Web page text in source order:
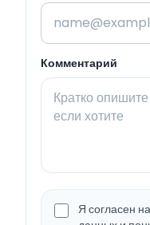
Комментарий
Я согласен